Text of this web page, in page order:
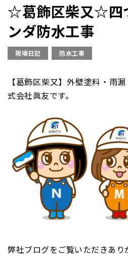
☆葛飾区柴又☆四
ンダ防水工事
現場日記 防水工事
【葛飾区柴又】外壁塗料・雨
式会社眞友です。
弊社ブログをご覧いただきあり